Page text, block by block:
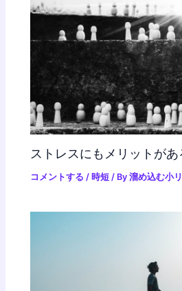
ストレスにもメリットが
コメントする / 時短 / By溜め込む小